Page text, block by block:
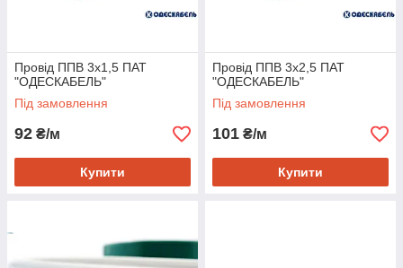
Провід ППВ 3х1,5 ПАТ
"ОДЕСКАБЕЛЬ"
Під замовлення
92 ₴/м
Купити
Провід ППВ 3х2,5 ПАТ
"ОДЕСКАБЕЛЬ"
Під замовлення
101 ₴/м
Купити